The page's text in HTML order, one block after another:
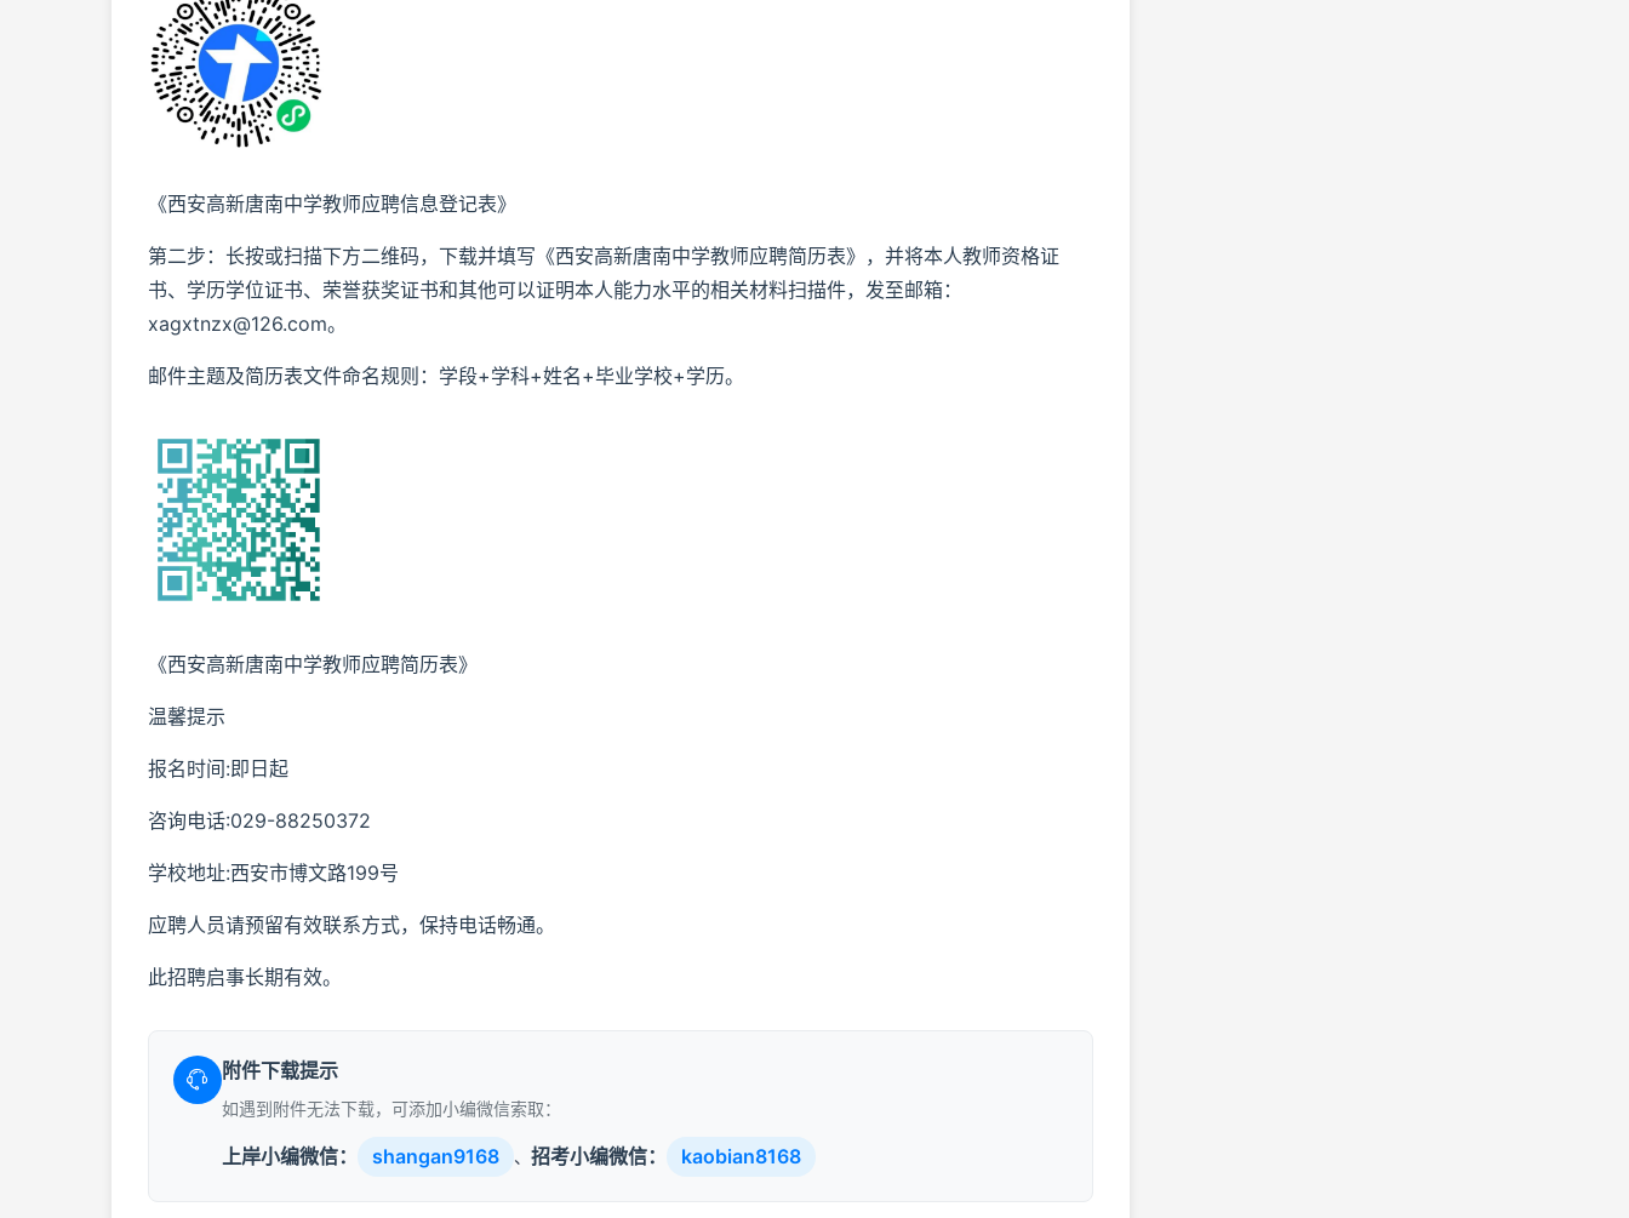
《西安高新唐南中学教师应聘信息登记表》
第二步：长按或扫描下方二维码，下载并填写《西安高新唐南中学教师应聘简历表》，并将本人教师资格证
书、学历学位证书、荣誉获奖证书和其他可以证明本人能力水平的相关材料扫描件，发至邮箱：
xagxtnzx@126.com。
邮件主题及简历表文件命名规则：学段+学科+姓名+毕业学校+学历。
《西安高新唐南中学教师应聘简历表》
温馨提示
报名时间:即日起
咨询电话:029-88250372
学校地址:西安市博文路199号
应聘人员请预留有效联系方式，保持电话畅通。
此招聘启事长期有效。
附件下载提示
如遇到附件无法下载，可添加小编微信索取：
上岸小编微信： shangan9168 、 招考小编微信： kaobian8168